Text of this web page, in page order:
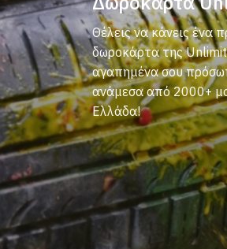
Θέλεις να κάνεις ένα
δωροκάρτα της
αγαπημένα σου
ανάμεσα από 2000+
Ελλάδα!